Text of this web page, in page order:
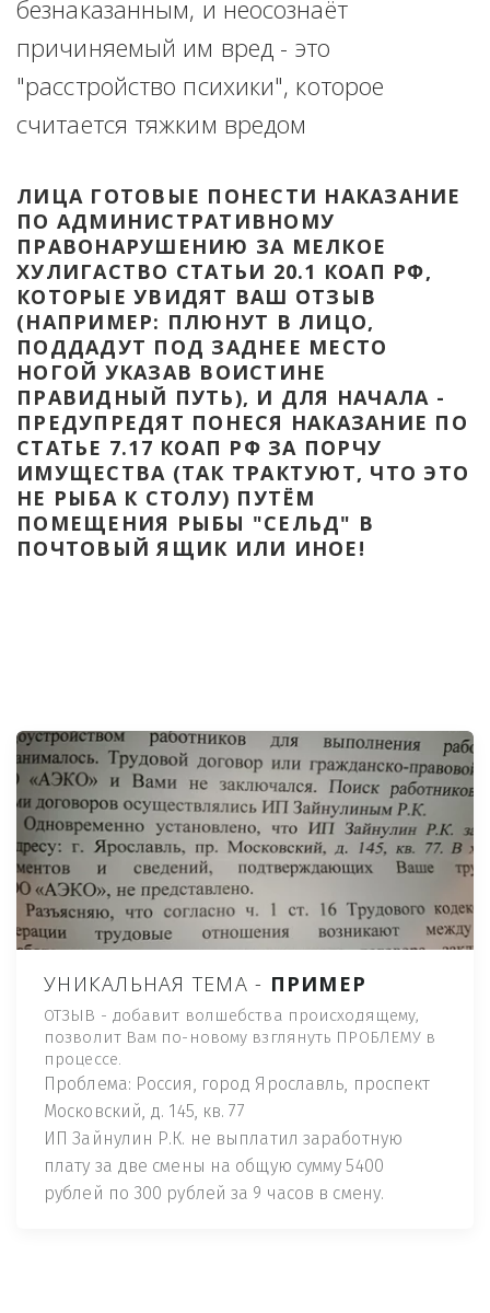
безнаказанным, и неосознаёт
причиняемый им вред - это
"расстройство психики", которое
считается тяжким вредом
ЛИЦА ГОТОВЫЕ ПОНЕСТИ НАКАЗАНИЕ
ПО АДМИНИСТРАТИВНОМУ
ПРАВОНАРУШЕНИЮ ЗА МЕЛКОЕ
ХУЛИГАСТВО СТАТЬИ 20.1 КОАП РФ,
КОТОРЫЕ УВИДЯТ ВАШ ОТЗЫВ
(НАПРИМЕР: ПЛЮНУТ В ЛИЦО,
ПОДДАДУТ ПОД ЗАДНЕЕ МЕСТО
НОГОЙ УКАЗАВ ВОИСТИНЕ
ПРАВИДНЫЙ ПУТЬ), И ДЛЯ НАЧАЛА -
ПРЕДУПРЕДЯТ ПОНЕСЯ НАКАЗАНИЕ ПО
СТАТЬЕ 7.17 КОАП РФ ЗА ПОРЧУ
ИМУЩЕСТВА (ТАК ТРАКТУЮТ, ЧТО ЭТО
НЕ РЫБА К СТОЛУ) ПУТЁМ
ПОМЕЩЕНИЯ РЫБЫ "СЕЛЬД" В
ПОЧТОВЫЙ ЯЩИК ИЛИ ИНОЕ!
УНИКАЛЬНАЯ ТЕМА - ПРИМЕР
ОТЗЫВ - добавит волшебства происходящему,
позволит Вам по-новому взглянуть ПРОБЛЕМУ в
процессе.
Проблема: Россия, город Ярославль, проспект
Московский, д. 145, кв. 77
ИП Зайнулин Р.К. не выплатил заработную
плату за две смены на общую сумму 5400
рублей по 300 рублей за 9 часов в смену.